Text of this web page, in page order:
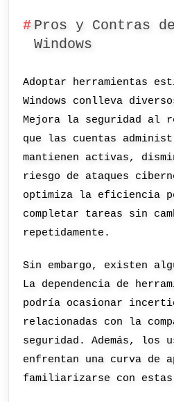
Pros y Contras
Windows
Adoptar herramientas
Windows conlleva
Mejora la seguridad al
que las cuentas
mantienen activas,
riesgo de ataques
optimiza la eficiencia
completar tareas sin
repetidamente.
Sin embargo, existen
La dependencia de
podría ocasionar
relacionadas con la
seguridad. Además, los
enfrentan una curva de
familiarizarse con estas